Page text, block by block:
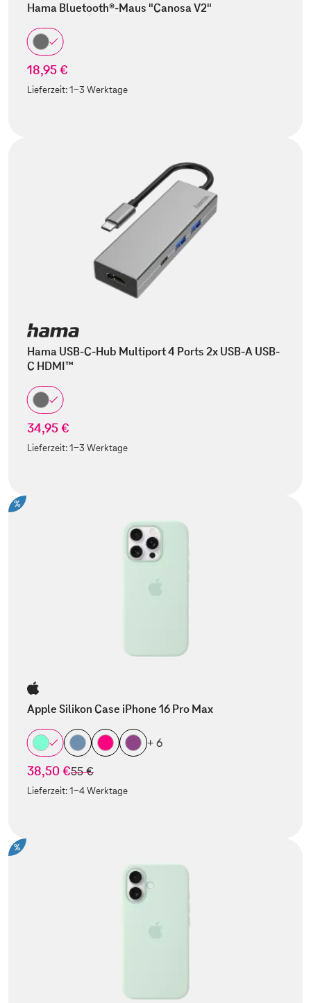
Hama Bluetooth®-Maus "Canosa V2"
18,95 €
Lieferzeit:1-3 Werktage
Hama USB-C-Hub Multiport 4 Ports 2x USB-A USB-
C HDMI™
34,95 €
Lieferzeit:1-3 Werktage
%
Apple Silikon Case iPhone 16 Pro Max
+ 6
38,50 €statt
55 €
Lieferzeit:1-4 Werktage
%